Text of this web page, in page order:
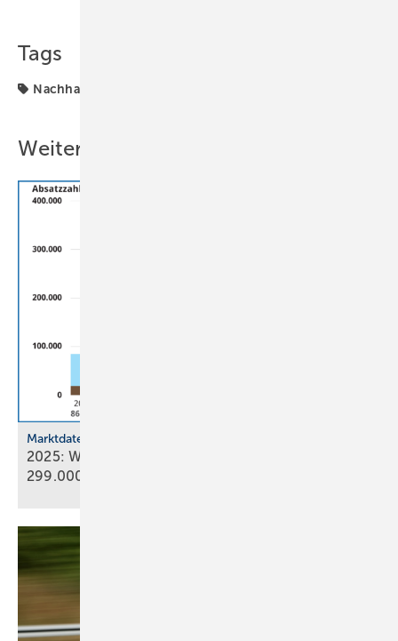
Tags
Nachhaltigkeit
Weitere Inhalte
Marktdaten
2025: Wärmepumpenabsatz steigt um 55 % auf
299.000